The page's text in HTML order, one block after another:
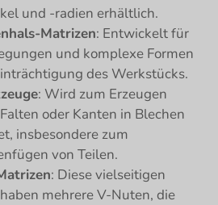
und -radien erhältlich.
Matrizen: Entwickelt für
und komplexe Formen
des Werkstücks.
: Wird zum Erzeugen
oder Kanten in Blechen
insbesondere zum
von Teilen.
: Diese vielseitigen
mehrere V-Nuten, die